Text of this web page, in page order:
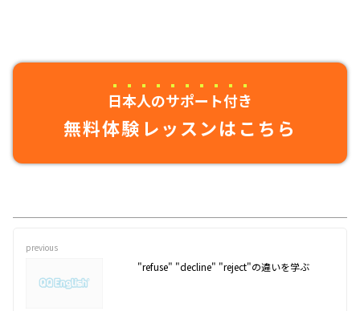
日本人のサポート付き
無料体験レッスンはこちら
previous
"refuse" "decline" "reject"の違いを学ぶ